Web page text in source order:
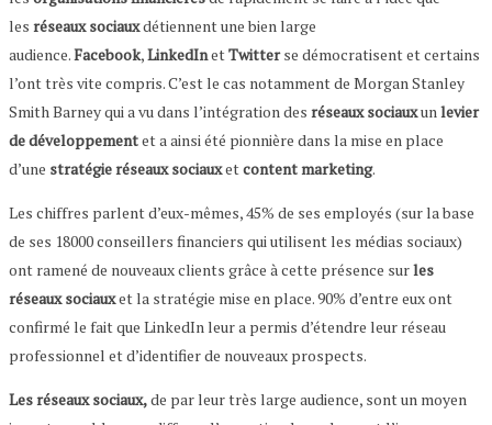
les réseaux sociauxdétiennent une bien large
audience.Facebook,LinkedInetTwitterse démocratisent et certains
l’ont très vite compris. C’est le cas notamment de Morgan Stanley
Smith Barney qui a vu dans l’intégration des réseaux sociauxunlevier
de développementet a ainsi été pionnière dans la mise en place
d’une stratégie réseaux sociauxetcontent marketing.
Les chiffres parlent d’eux-mêmes, 45% de ses employés (sur la base
de ses 18000 conseillers financiers qui utilisent les médias sociaux)
ont ramené de nouveaux clients grâce à cette présence surles
réseaux sociauxet la stratégie mise en place. 90% d’entre eux ont
confirmé le fait que LinkedIn leur a permis d’étendre leur réseau
professionnel et d’identifier de nouveaux prospects.
Les réseaux sociaux,de par leur très large audience, sont un moyen